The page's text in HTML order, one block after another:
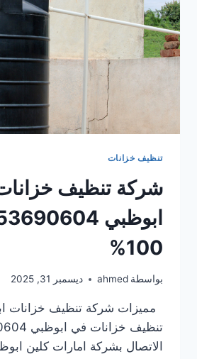
تنظيف خزانات
شركة تنظيف
100%
بواسطة ahmed ديسمبر 31, 2025
مميزات شركة تنظيف خزانات
الاتصال بشركة امارات كلين